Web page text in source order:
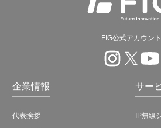
FIG公式アカウント
企業情報
代表挨拶
サー
IP無線